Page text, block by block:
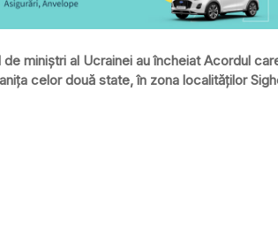
de miniștri al Ucrainei au încheiat Acordul
celor două state, în zona localităților